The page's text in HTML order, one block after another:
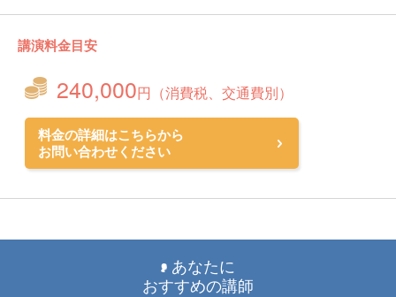
講演料金目安
240,000円（消費税、交通費別）
料金の詳細はこちらから
お問い合わせください
あなたに
おすすめの講師